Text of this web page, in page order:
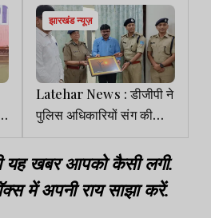
झारखंड न्यूज़
Latehar News : डीजीपी ने
पुलिस अधिकारियों संग की
बैठक, उपलब्धियों के लिए एसपी
की सराहना
यह खबर आपको कैसी लगी.
में अपनी राय साझा करें.